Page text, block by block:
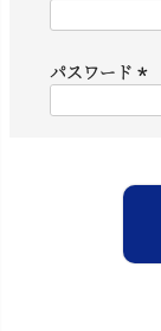
パスワード